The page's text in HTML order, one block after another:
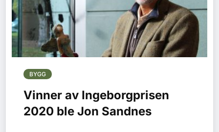
BYGG
Vinner av Ingeborgprisen
2020 ble Jon Sandnes